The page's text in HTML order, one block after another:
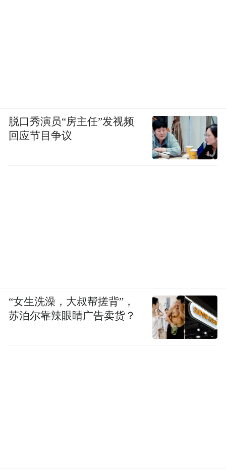
脱口秀演员“房主任”发视频
回应节目争议
“女生洗澡，大叔帮搓背”，
苏泊尔靠辣眼睛广告卖货？